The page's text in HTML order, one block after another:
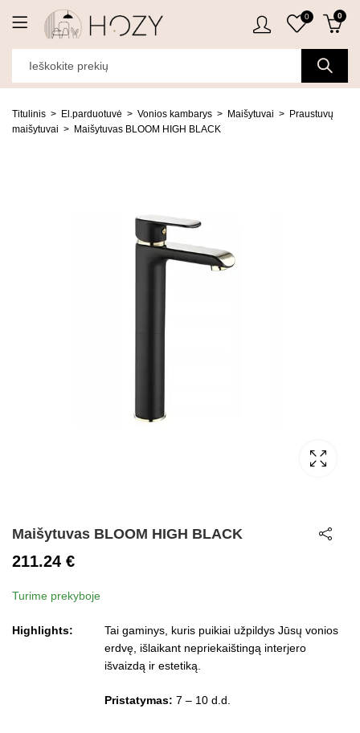
0 0
Titulinis El.parduotuvė Vonios kambarys Maišytuvai
Praustuvų
maišytuvai
Maišytuvas BLOOM HIGH BLACK
Maišytuvas BLOOM HIGH BLACK
211.24 €
Turime prekyboje
Highlights:
Tai gaminys, kuris puikiai užpildys Jūsų vonios
erdvę, išlaikant nepriekaištingą interjero
išvaizdą ir estetiką.
Pristatymas: 7 – 10 d.d.